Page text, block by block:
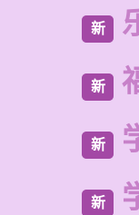
新
新
新
新